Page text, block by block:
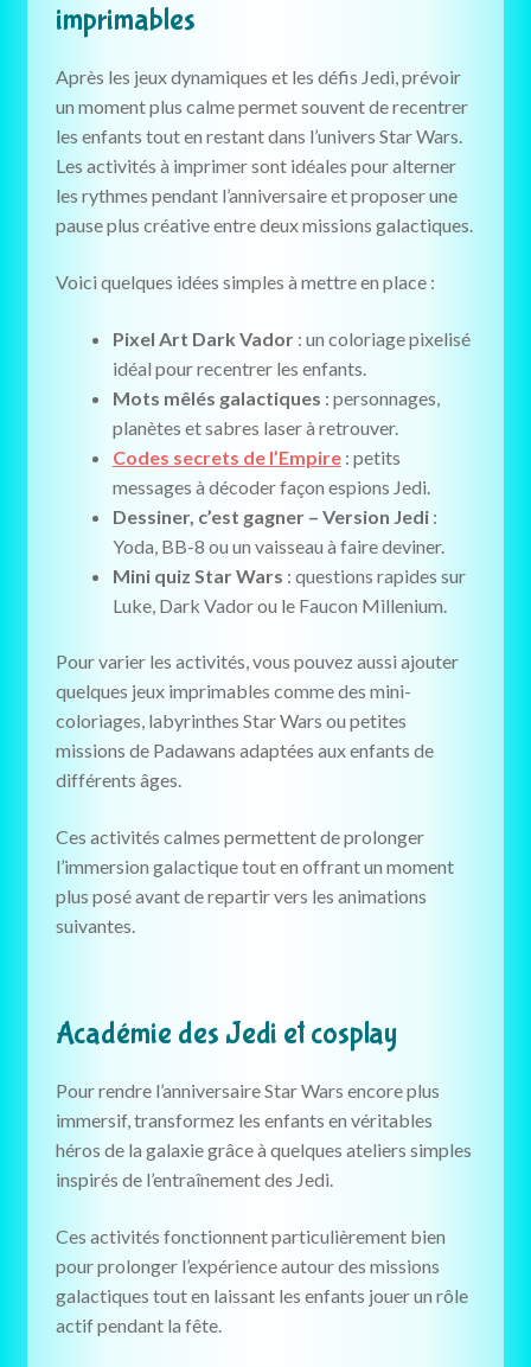
imprimables
Après les jeux dynamiques et les défis Jedi, prévoir
un moment plus calme permet souvent de recentrer
les enfants tout en restant dans l’univers Star Wars.
Les activités à imprimer sont idéales pour alterner
les rythmes pendant l’anniversaire et proposer une
pause plus créative entre deux missions galactiques.
Voici quelques idées simples à mettre en place :
Pixel Art Dark Vador: un coloriage pixelisé
idéal pour recentrer les enfants.
Mots mêlés galactiques : personnages,
planètes et sabres laser à retrouver.
Codes secrets de l’Empire: petits
messages à décoder façon espions Jedi.
Dessiner, c’est gagner – Version Jedi:
Yoda, BB-8 ou un vaisseau à faire deviner.
Mini quiz Star Wars : questions rapides sur
Luke, Dark Vador ou le Faucon Millenium.
Pour varier les activités, vous pouvez aussi ajouter
quelques jeux imprimables comme des mini-
coloriages, labyrinthes Star Wars ou petites
missions de Padawans adaptées aux enfants de
différents âges.
Ces activités calmes permettent de prolonger
l’immersion galactique tout en offrant un moment
plus posé avant de repartir vers les animations
suivantes.
Académie des Jedi et cosplay
Pour rendre l’anniversaire Star Wars encore plus
immersif, transformez les enfants en véritables
héros de la galaxie grâce à quelques ateliers simples
inspirés de l’entraînement des Jedi.
Ces activités fonctionnent particulièrement bien
pour prolonger l’expérience autour des missions
galactiques tout en laissant les enfants jouer un rôle
actif pendant la fête.